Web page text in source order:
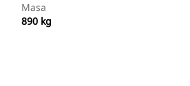
Masa
890 kg